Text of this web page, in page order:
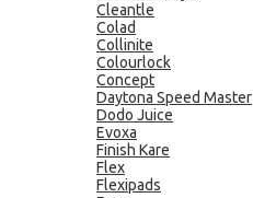
Cleantle
Colad
Collinite
Colourlock
Concept
Daytona Speed Master
Dodo Juice
Evoxa
Finish Kare
Flex
Flexipads